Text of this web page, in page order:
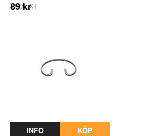
WRX, XT
89 kr
INFO KÖP